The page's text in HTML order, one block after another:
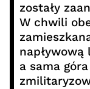
zostały
W chwili
a sama